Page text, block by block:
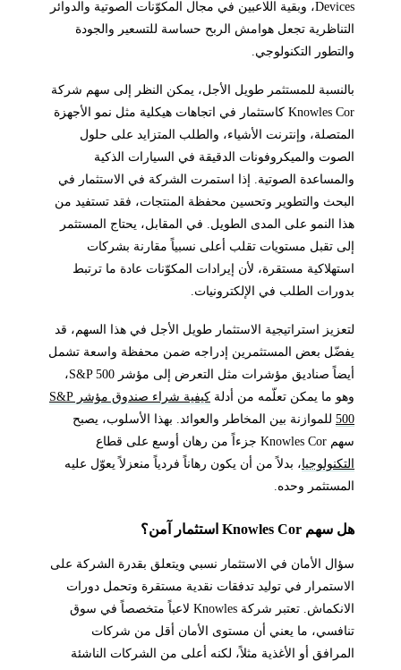
Devices، وبقية اللاعبين في مجال المكوّنات الصوتية والدوائر
التناظرية تجعل هوامش الربح حساسة للتسعير والجودة
والتطور التكنولوجي.
بالنسبة للمستثمر طويل الأجل، يمكن النظر إلى سهم شركة
Knowles Cor كاستثمار في اتجاهات هيكلية مثل نمو الأجهزة
المتصلة، وإنترنت الأشياء، والطلب المتزايد على حلول
الصوت والميكروفونات الدقيقة في السيارات الذكية
والمساعدة الصوتية. إذا استمرت الشركة في الاستثمار في
البحث والتطوير وتحسين محفظة المنتجات، فقد تستفيد من
هذا النمو على المدى الطويل. في المقابل، يحتاج المستثمر
إلى تقبل مستويات تقلب أعلى نسبياً مقارنة بشركات
استهلاكية مستقرة، لأن إيرادات المكوّنات عادة ما ترتبط
بدورات الطلب في الإلكترونيات.
لتعزيز استراتيجية الاستثمار طويل الأجل في هذا السهم، قد
يفضّل بعض المستثمرين إدراجه ضمن محفظة واسعة تشمل
أيضاً صناديق مؤشرات مثل التعرض إلى مؤشر S&P 500،
وهو ما يمكن تعلّمه من أدلة
كيفية شراء صندوق مؤشر S&P
500للموازنة بين المخاطر والعوائد. بهذا الأسلوب، يصبح
سهم Knowles Cor جزءاً من رهان أوسع على قطاع
التكنولوجيا، بدلاً من أن يكون رهاناً فردياً منعزلاً يعوّل عليه
المستثمر وحده.
هل سهم Knowles Cor استثمار آمن؟
سؤال الأمان في الاستثمار نسبي ويتعلق بقدرة الشركة على
الاستمرار في توليد تدفقات نقدية مستقرة وتحمل دورات
الانكماش. تعتبر شركة Knowles لاعباً متخصصاً في سوق
تنافسي، ما يعني أن مستوى الأمان أقل من شركات
المرافق أو الأغذية مثلاً، لكنه أعلى من الشركات الناشئة